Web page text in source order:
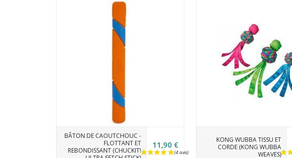
BÂTON DE CAOUTCHOUC -
FLOTTANT ET
REBONDISSANT (CHUCKIT!
11,90 €
KONG WUBBA TISSU ET
CORDE (KONG WUBBA
WEAVES)